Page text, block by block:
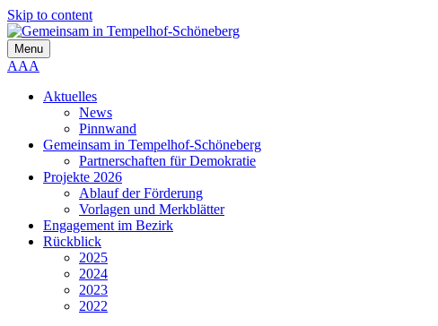
Skip to content
Menu
AAA
Aktuelles
News
Pinnwand
Gemeinsam in Tempelhof-Schöneberg
Partnerschaften für Demokratie
Projekte 2026
Ablauf der Förderung
Vorlagen und Merkblätter
Engagement im Bezirk
Rückblick
2025
2024
2023
2022